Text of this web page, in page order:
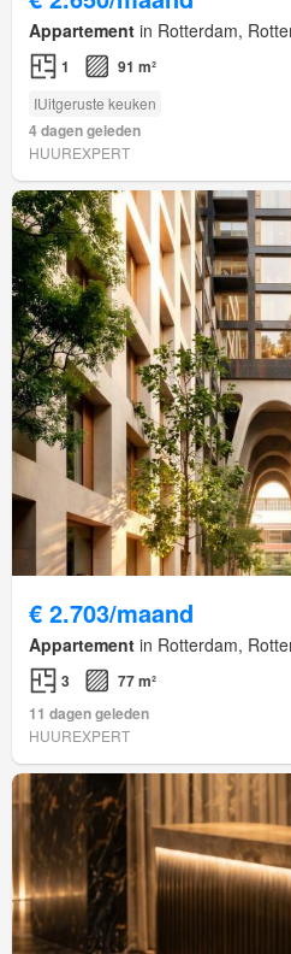
Appartement in Rotterdam,
1 91 m²
IUitgeruste keuken
4 dagen geleden
HUUREXPERT
€ 2.703/maand
Appartement in Rotterdam,
3
77 m²
11 dagen geleden
HUUREXPERT